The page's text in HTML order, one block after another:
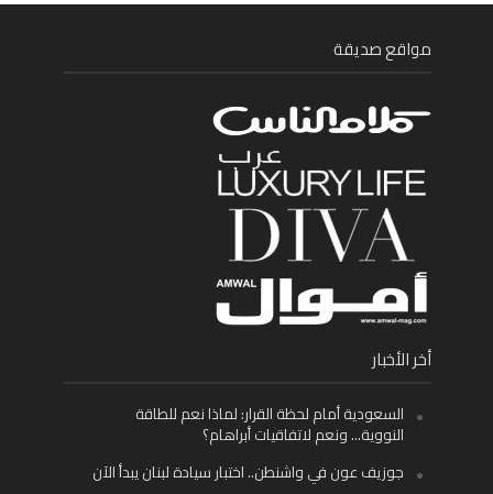
مواقع صديقة
أخر الأخبار
السعودية أمام لحظة القرار: لماذا نعم للطاقة
النووية… ونعم لاتفاقيات أبراهام؟
جوزيف عون في واشنطن.. اختبار سيادة لبنان يبدأ الآن